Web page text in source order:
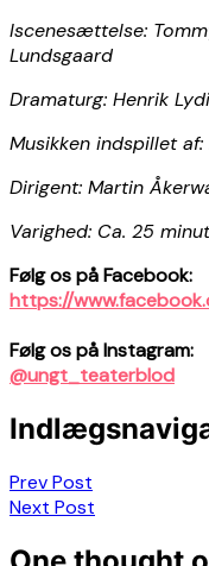
Iscenesættelse:
Lundsgaard
Dramaturg: Henrik
Musikken indspillet
Dirigent: Martin
Varighed: Ca. 25
Følg os på Facebook:
https://
Følg os på Instagram:
@ungt_teaterblod
Prev Post
Next Post